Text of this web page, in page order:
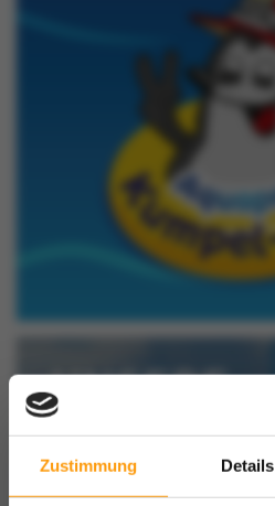
Zustimmung Details